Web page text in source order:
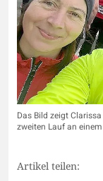
Das Bild zeigt
zweiten Lauf an
Artikel teilen: